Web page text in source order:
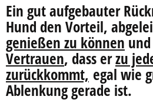
Ein gut aufgebauter
Hund den Vorteil,
genießen zu können
Vertrauen, dass erzu
zurückkommt, egal wie
Ablenkung gerade ist.